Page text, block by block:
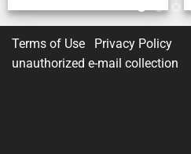
Terms of Use Privacy Policy
unauthorized e-mail collection